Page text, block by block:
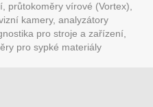
průtokoměry vírové (Vortex),
kamery, analyzátory
pro stroje a zařízení,
pro sypké materiály